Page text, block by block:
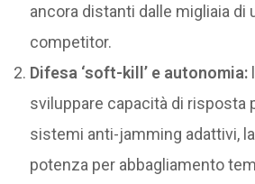
ancora distanti dalle migliaia di
competitor.
Difesa ‘soft-kill’ e autonomia:
sviluppare capacità di risposta
sistemi anti-jamming adattivi,
potenza per abbagliamento